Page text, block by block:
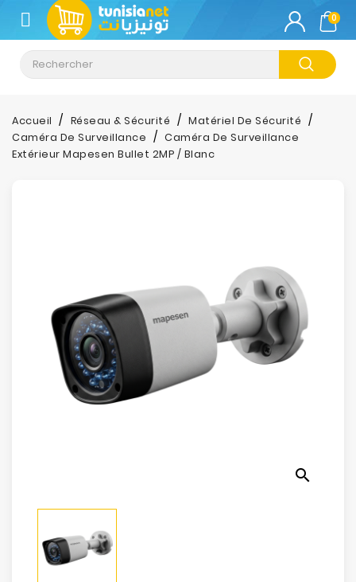
CATÉGORIE
Climatisation
Informatique
Téléphonie
Photos
Electroménager
Loisirs
0
Accueil Réseau & Sécurité
Matériel De Sécurité
Caméra De Surveillance
Caméra De Surveillance
Extérieur Mapesen Bullet 2MP / Blanc
search